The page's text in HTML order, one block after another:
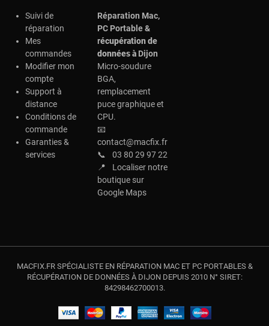
Suivi de
réparation
Mes
commandes
Modifier mon
compte
Support à
distance
Conditions de
commande
Garanties &
services
Réparation Mac,
PC Portable &
récupération de
données àDijon
Micro-soudure
BGA,
remplacement
puce graphique et
CPU.
📧
contact@macfix.fr
📞
03 80 29 97 22
📍
Localiser notre
boutique sur
Google Maps
MACFIX.FR SPÉCIALISTE EN RÉPARATION MAC ET PC PORTABLES &
RÉCUPÉRATION DE DONNÉES À DIJON DEPUIS 2010 N° SIRET:
84298462700013.